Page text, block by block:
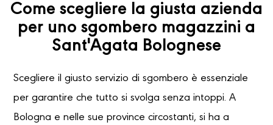
Come scegliere la giusta azienda
per uno sgombero magazzini a
Sant'Agata Bolognese
Scegliere il giusto servizio di sgombero è essenziale
per garantire che tutto si svolga senza intoppi. A
Bologna e nelle sue province circostanti, si ha a